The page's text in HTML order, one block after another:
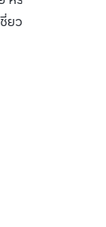
วชาญของเรา